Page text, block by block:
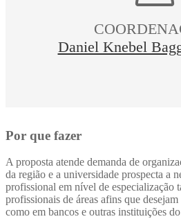
Daniel Knebel
Por que fazer
A proposta atende demanda de
da região e a universidade prospecta a
profissional em nível de especialização
profissionais de áreas afins que
como em bancos e outras instituições